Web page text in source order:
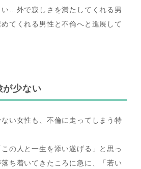
…外で寂しさを満たしてくれる男
てくれる男性と不倫へと進展して
が少ない
い女性も、不倫に走ってしまう特
の人と一生を添い遂げる」と思っ
ち着いてきたころに急に、「若い